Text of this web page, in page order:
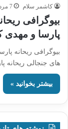
کاشمر سلام 7 مرداد 1399
بیوگرافی
پارسا و
بیوگرافی ریحانه
های جنجالی
بیشتر بخوانید »